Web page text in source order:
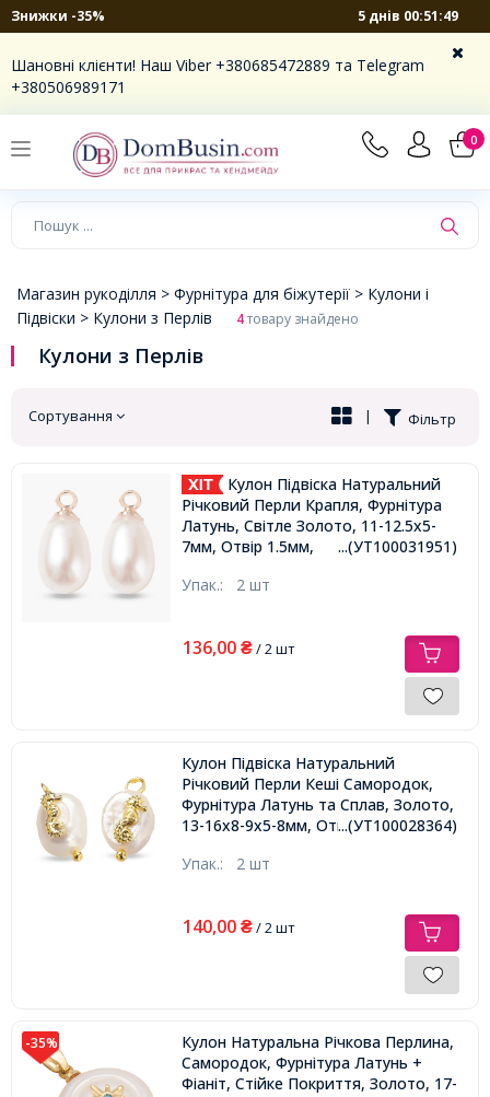
Знижки -35% 5 днів 00:51:49
Шановні клієнти! Наш Viber +380685472889 та Telegram
+380506989171
0
×
Магазин рукоділля > Фурнітура для біжутерії > Кулони і
Підвіски > Кулони з Перлів 4товару знайдено
Кулони з Перлів
Сортування Фільтр
|
Кулон Підвіска Натуральний
Річковий Перли Крапля, Фурнітура
Латунь, Світле Золото, 11-12.5x5-
7мм, Отвір 1.5мм,
...(УТ100031951)
Упак.: 2 шт
136,00 ₴/ 2 шт
Кулон Підвіска Натуральний
Річковий Перли Кеші Самородок,
Фурнітура Латунь та Сплав, Золото,
13-16х8-9х5-8мм, Отвір 2мм,...(УТ100028364)
Упак.: 2 шт
140,00 ₴/ 2 шт
-35%
Кулон Натуральна Річкова Перлина,
Самородок, Фурнітура Латунь +
Фіаніт, Стійке Покриття, Золото, 17-